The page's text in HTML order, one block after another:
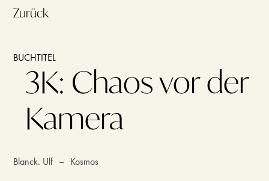
Zurück
BUCHTITEL
3K: Chaos vor der
Kamera
Blanck. Ulf – Kosmos